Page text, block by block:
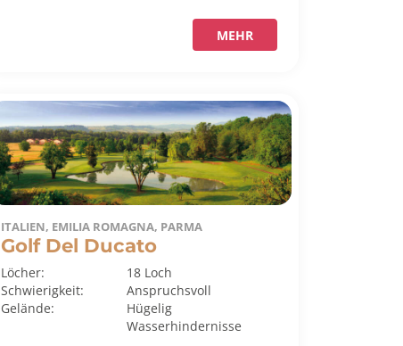
MEHR
ITALIEN, EMILIA ROMAGNA, PARMA
Golf Del Ducato
Löcher:
18 Loch
Schwierigkeit:
Anspruchsvoll
Gelände:
Hügelig
Wasserhindernisse